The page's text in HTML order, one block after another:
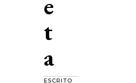
t
a
ESCRITO